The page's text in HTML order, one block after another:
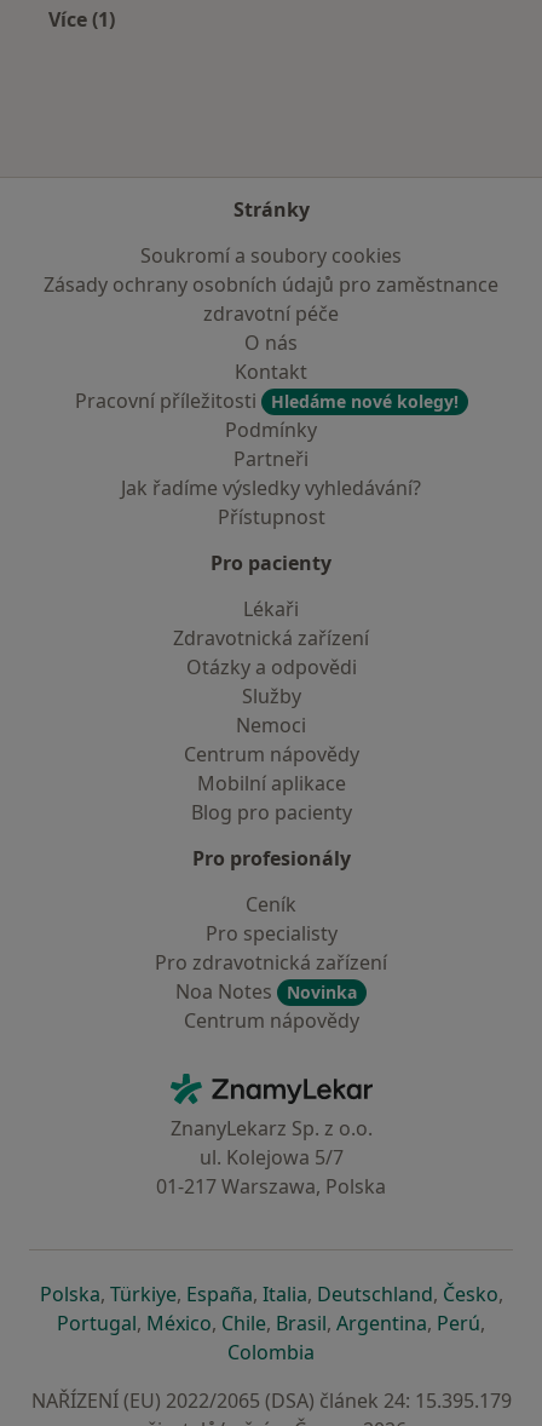
Více (1)
Stránky
Soukromí a soubory cookies
Zásady ochrany osobních údajů pro zaměstnance
zdravotní péče
O nás
Kontakt
Pracovní příležitosti
Hledáme nové kolegy!
Podmínky
Partneři
Jak řadíme výsledky vyhledávání?
Přístupnost
Pro pacienty
Lékaři
Zdravotnická zařízení
Otázky a odpovědi
Služby
Nemoci
Centrum nápovědy
Mobilní aplikace
Blog pro pacienty
Pro profesionály
Ceník
Pro specialisty
Pro zdravotnická zařízení
Noa Notes
Novinka
Centrum nápovědy
ZnamyLekar - Hlavní stránka
ZnanyLekarz Sp. z o.o.
ul. Kolejowa 5/7
01-217 Warszawa, Polska
Polskase otevře v nové záložce
, Türkiyese otevře v nové záložce
, Españase otevře v nové záložce
, Italiase otevře v nové záložce
, Deutschlandse otevře v
, Českose
,
Portugalse otevře v nové záložce
, Méxicose otevře v nové záložce
, Chilese otevře v nové záložce
, Brasilse otevře v nové
, Argentinase otevře v
, Perúse
,
Colombia
NAŘÍZENÍ (EU) 2022/2065 (DSA) článek 24: 15.395.179